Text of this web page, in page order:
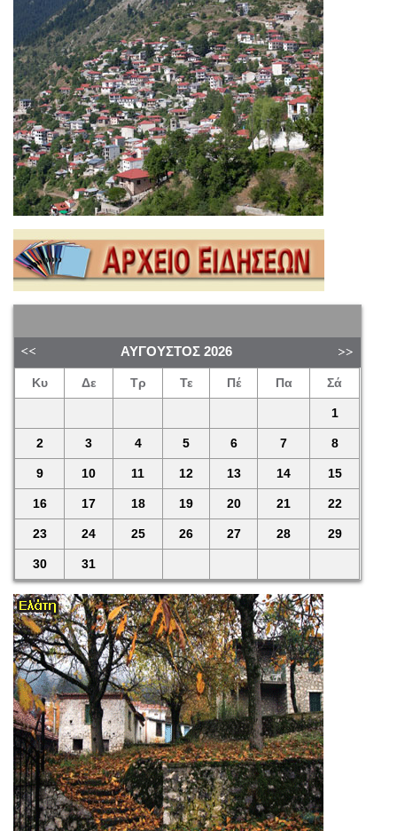
ΑΎΓΟΥΣΤΟΣ 2026
Κυ Δε Τρ Τε Πέ Πα Σά
1
2 3 4 5 6 7 8
9 10 11 12 13 14 15
16 17 18 19 20 21 22
23 24 25 26 27 28 29
30 31